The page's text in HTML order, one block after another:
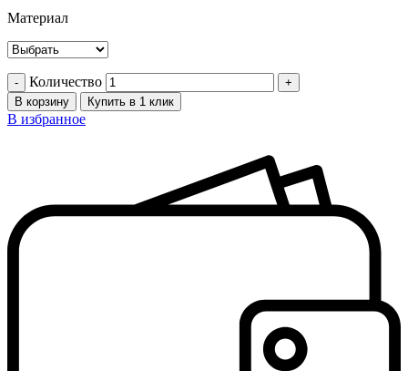
Материал
Количество
В корзину Купить в 1 клик
В избранное